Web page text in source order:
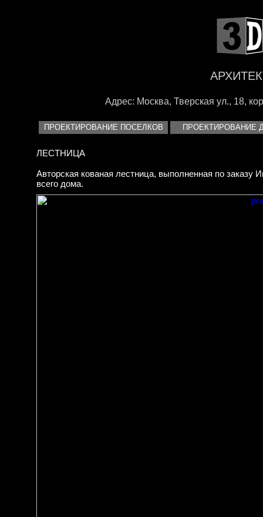
Адрес: Москва, Тверская ул., 18,
ПРОЕКТИРОВАНИЕ ПОСЕЛКОВ ПРОЕКТИРОВАНИЕ
ЛЕСТНИЦА
Авторская кованая лестница, выполненная по заказу
всего дома.